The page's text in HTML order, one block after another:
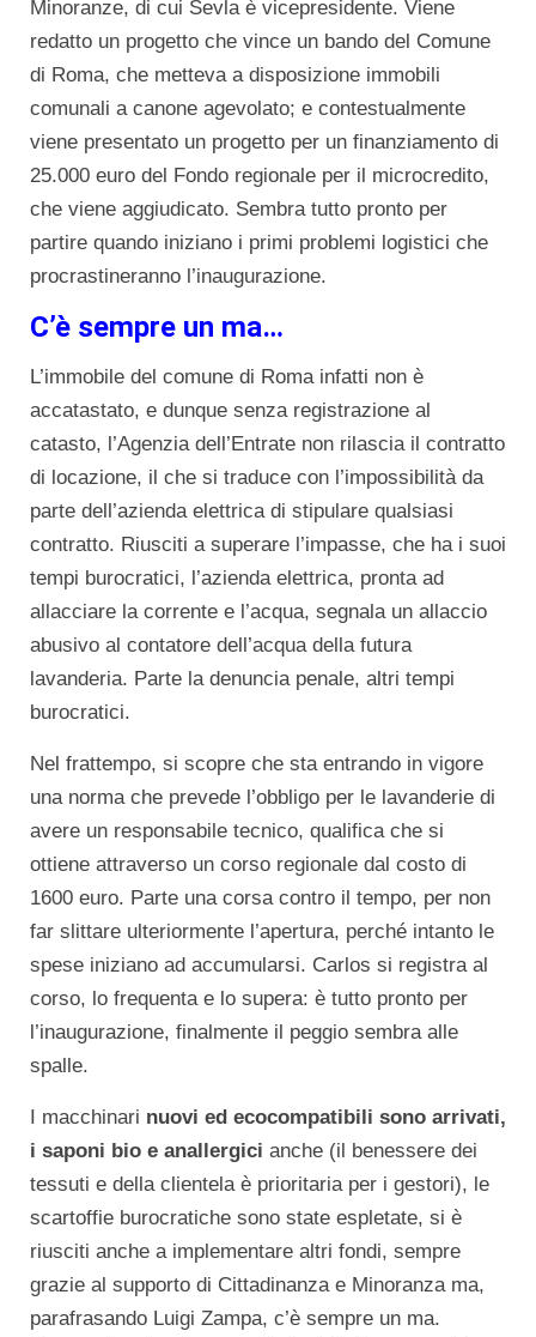
Minoranze, di cui Sevla è vicepresidente. Viene
redatto un progetto che vince un bando del Comune
di Roma, che metteva a disposizione immobili
comunali a canone agevolato; e contestualmente
viene presentato un progetto per un finanziamento di
25.000 euro del Fondo regionale per il microcredito,
che viene aggiudicato. Sembra tutto pronto per
partire quando iniziano i primi problemi logistici che
procrastineranno l’inaugurazione.
C’è sempre un ma…
L’immobile del comune di Roma infatti non è
accatastato, e dunque senza registrazione al
catasto, l’Agenzia dell’Entrate non rilascia il contratto
di locazione, il che si traduce con l’impossibilità da
parte dell’azienda elettrica di stipulare qualsiasi
contratto. Riusciti a superare l’impasse, che ha i suoi
tempi burocratici, l’azienda elettrica, pronta ad
allacciare la corrente e l’acqua, segnala un allaccio
abusivo al contatore dell’acqua della futura
lavanderia. Parte la denuncia penale, altri tempi
burocratici.
Nel frattempo, si scopre che sta entrando in vigore
una norma che prevede l’obbligo per le lavanderie di
avere un responsabile tecnico, qualifica che si
ottiene attraverso un corso regionale dal costo di
1600 euro. Parte una corsa contro il tempo, per non
far slittare ulteriormente l’apertura, perché intanto le
spese iniziano ad accumularsi. Carlos si registra al
corso, lo frequenta e lo supera: è tutto pronto per
l’inaugurazione, finalmente il peggio sembra alle
spalle.
I macchinari nuovi ed ecocompatibili sono arrivati,
i saponi bio e anallergici anche (il benessere dei
tessuti e della clientela è prioritaria per i gestori), le
scartoffie burocratiche sono state espletate, si è
riusciti anche a implementare altri fondi, sempre
grazie al supporto di Cittadinanza e Minoranza ma,
parafrasando Luigi Zampa, c’è sempre un ma.